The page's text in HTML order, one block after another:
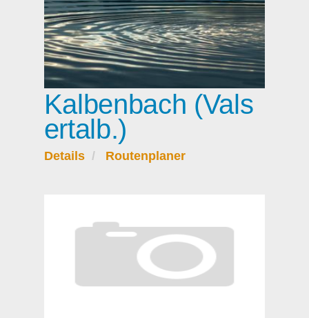
Kalbenbach (Vals
ertalb.)
Details Routenplaner